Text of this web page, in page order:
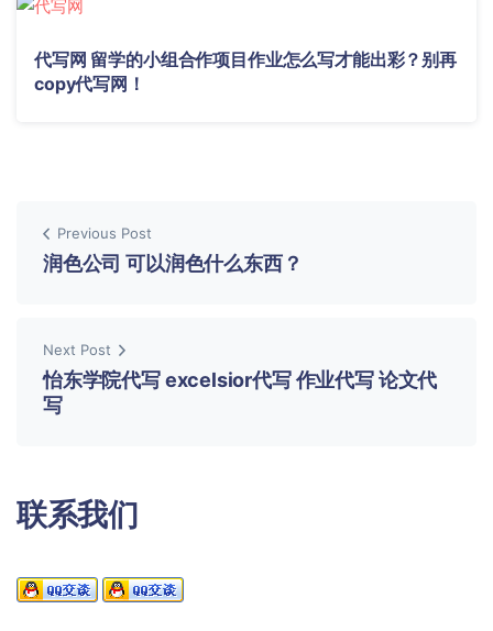
代写网 留学的小组合作项目作业怎么写才能出彩？别再
copy代写网！
Previous Post
润色公司 可以润色什么东西？
Next Post
怡东学院代写 excelsior代写 作业代写 论文代
写
联系我们